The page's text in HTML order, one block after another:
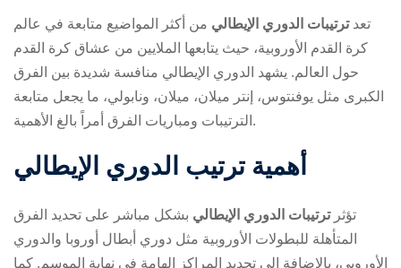
تعدترتيبات الدوري الإيطالي من أكثر المواضيع متابعة في عالم
كرة القدم الأوروبية، حيث يتابعها الملايين من عشاق كرة القدم
حول العالم. يشهد الدوري الإيطالي منافسة شديدة بين الفرق
الكبرى مثل يوفنتوس، إنتر ميلان، ميلان، ونابولي، ما يجعل متابعة
الترتيبات ومباريات الفرق أمراً بالغ الأهمية.
أهمية ترتيب الدوري الإيطالي
تؤثرترتيبات الدوري الإيطالي بشكل مباشر على تحديد الفرق
المتأهلة للبطولات الأوروبية مثل دوري أبطال أوروبا والدوري
الأوروبي، بالإضافة إلى تحديد المراكز الهامة في نهاية الموسم. كما